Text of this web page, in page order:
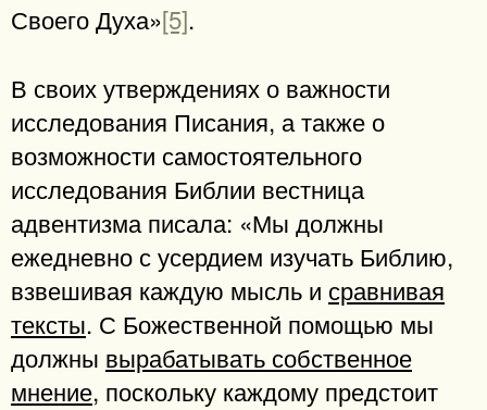
Своего Духа»[5].
В своих утверждениях о важности
исследования Писания, а также о
возможности самостоятельного
исследования Библии вестница
адвентизма писала: «Мы должны
ежедневно с усердием изучать Библию,
взвешивая каждую мысль и сравнивая
тексты. С Божественной помощью мы
должны вырабатывать собственное
мнение, поскольку каждому предстоит